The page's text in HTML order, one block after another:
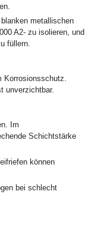
metallischen
A2- zu isolieren, und
füllern.
Korrosionsschutz.
unverzichtbar.
Im
Schichtstärke
können
bei schlecht